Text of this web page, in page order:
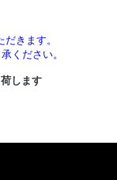
きます。
ください。
します